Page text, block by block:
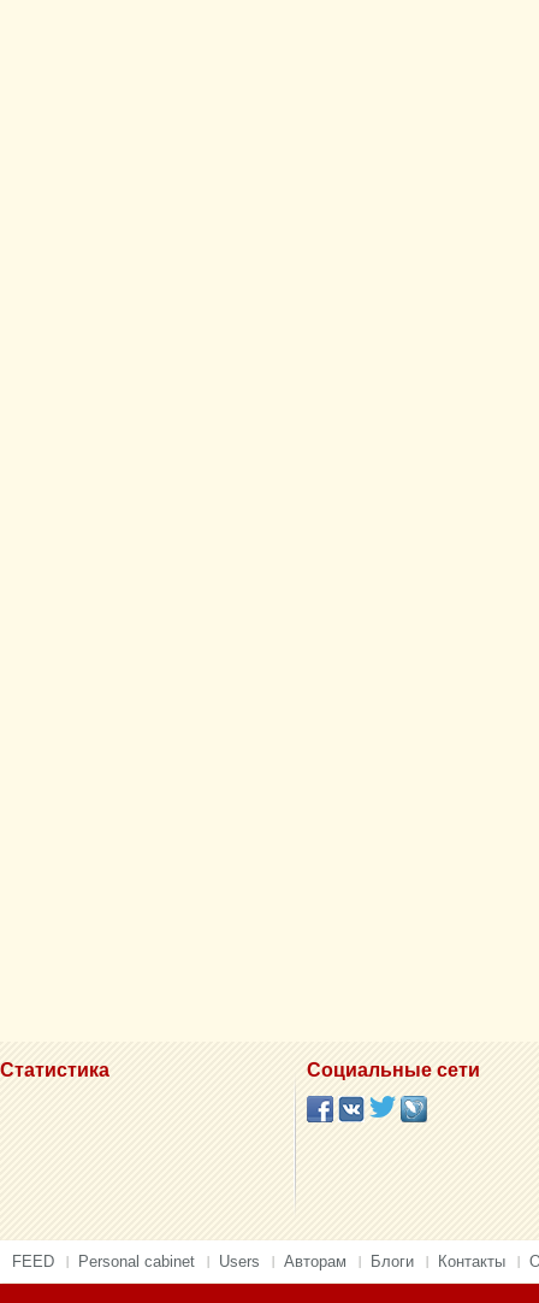
Статистика Социальные сети
FEED Personal cabinet Users Авторам Блоги Контакты